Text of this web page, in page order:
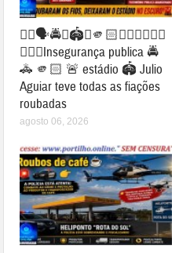
👉🏻🗣️🚔😱🏟️🚨🫵🏻👎🏻👎🏻👎🏻
👎🏻👀Insegurança publica 🚔
🚓 🫵🏻 🚨 estádio 🏟️ Julio
Aguiar teve todas as fiações
roubadas
agosto 06, 2026